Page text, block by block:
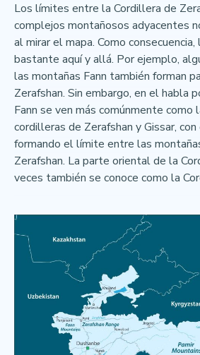
Los límites entre la Cordillera de
complejos montañosos adyacentes
al mirar el mapa. Como
bastante aquí y allá. Por ejemplo,
las montañas Fann también forman
Zerafshan. Sin embargo, en el habla
Fann se ven más comúnmente como
cordilleras de Zerafshan y Gissar,
formando el límite entre las
Zerafshan. La parte oriental de la
veces también se conoce como la